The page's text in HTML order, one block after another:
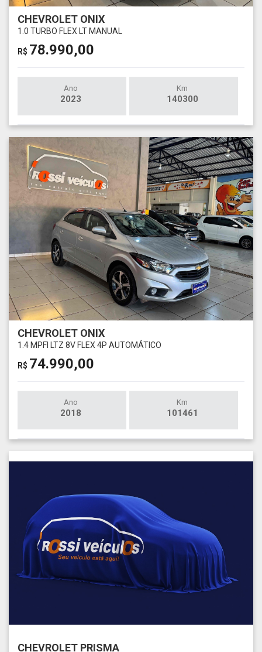
CHEVROLET ONIX
1.0 TURBO FLEX LT MANUAL
R$ 78.990,00
Ano
2023
Km
140300
CHEVROLET ONIX
1.4 MPFI LTZ 8V FLEX 4P AUTOMÁTICO
R$ 74.990,00
Ano
2018
Km
101461
CHEVROLET PRISMA